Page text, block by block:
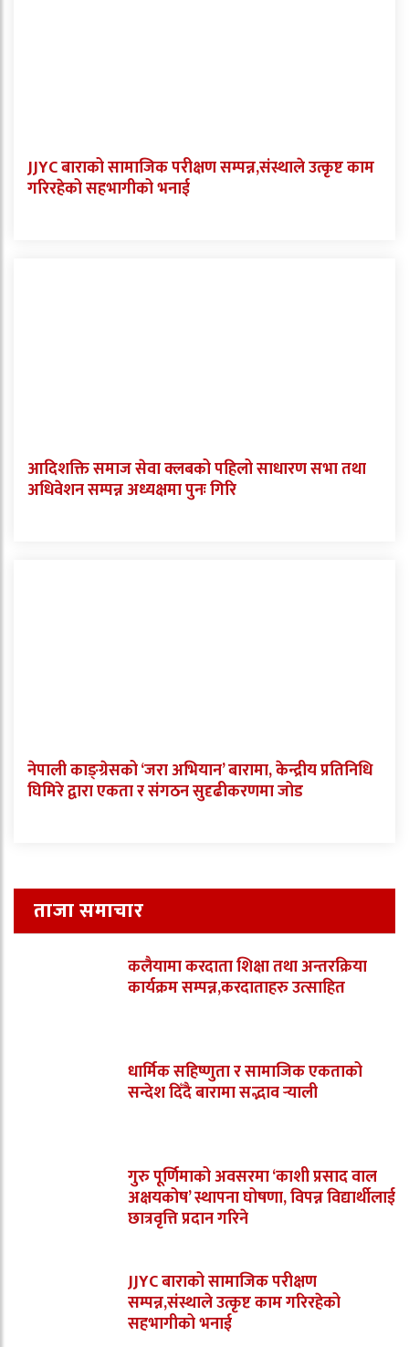
JJYC बाराको सामाजिक परीक्षण सम्पन्न,संस्थाले उत्कृष्ट काम
गरिरहेको सहभागीको भनाई
आदिशक्ति समाज सेवा क्लबको पहिलो साधारण सभा तथा
अधिवेशन सम्पन्न अध्यक्षमा पुनः गिरि
नेपाली काङ्ग्रेसको ‘जरा अभियान’ बारामा, केन्द्रीय प्रतिनिधि
घिमिरे द्वारा एकता र संगठन सुदृढीकरणमा जोड
ताजा समाचार
कलैयामा करदाता शिक्षा तथा अन्तरक्रिया
कार्यक्रम सम्पन्न,करदाताहरु उत्साहित
धार्मिक सहिष्णुता र सामाजिक एकताको
सन्देश दिँदै बारामा सद्भाव र्‍याली
गुरु पूर्णिमाको अवसरमा ‘काशी प्रसाद वाल
अक्षयकोष’ स्थापना घोषणा, विपन्न विद्यार्थीलाई
छात्रवृत्ति प्रदान गरिने
JJYC बाराको सामाजिक परीक्षण
सम्पन्न,संस्थाले उत्कृष्ट काम गरिरहेको
सहभागीको भनाई